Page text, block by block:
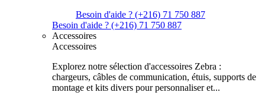
Besoin d'aide ? (+216) 71 750 887
Besoin d'aide ? (+216) 71 750 887
Accessoires
Accessoires
Explorez notre sélection d'accessoires Zebra :
chargeurs, câbles de communication, étuis, supports de
montage et kits divers pour personnaliser et...